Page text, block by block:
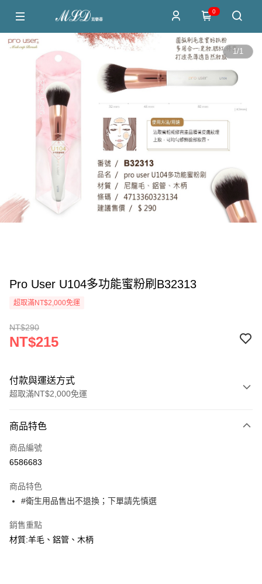
0
1/1
Pro User U104多功能蜜粉刷B32313
超取滿NT$2,000免運
NT$290
NT$215
付款與運送方式
超取滿NT$2,000免運
信用卡一次付款
超商取貨付款
悠遊付
ATM付款
商品特色
商品編號
6586683
商品特色
#衛生用品售出不退換；下單請先慎選
銷售重點
材質:羊毛、鋁管、木柄